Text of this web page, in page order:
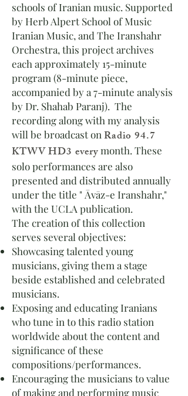
schools of Iranian music. Supported
by Herb Alpert School of Music
Iranian Music, and The Iranshahr
Orchestra, this project archives
each approximately 15-minute
program (8-minute piece,
accompanied by a 7-minute analysis
by Dr. Shahab Paranj). The
recording along with my analysis
will be broadcast on Radio94.7
KTWV HD3 everymonth. These
solo performances are also
presented and distributed annually
under the title " Āvāz-e Iranshahr,"
with the UCLA publication.
The creation of this collection
serves several objectives:
Showcasing talented young
musicians, giving them a stage
beside established and celebrated
musicians.
Exposing and educating Iranians
who tune in to this radio station
worldwide about the content and
significance of these
compositions/performances.
Encouraging the musicians to value
of making and performing music